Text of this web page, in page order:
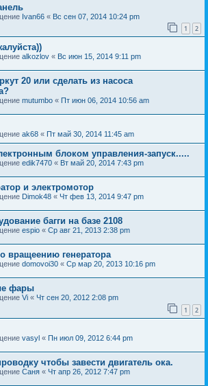
Ivan66 « Вс сен 07, 2014 10:24 pm
1 2
alkozlov « Вс июн 15, 2014 9:11 pm
20 или сделать из насоса
mutumbo « Пт июн 06, 2014 10:56 am
ak68 « Пт май 30, 2014 11:45 am
блоком управления-запуск.....
edik7470 « Вт май 20, 2014 7:43 pm
и электромотор
Dimok48 « Чт фев 13, 2014 9:47 pm
багги на базе 2108
espio « Ср авг 21, 2013 2:38 pm
вращеению генератора
domovoi30 « Ср мар 20, 2013 10:16 pm
фары
Vi « Чт сен 20, 2012 2:08 pm
1 2
vasyl « Пн июл 09, 2012 6:44 pm
чтобы завести двигатель ока.
Саня « Чт апр 26, 2012 7:47 pm